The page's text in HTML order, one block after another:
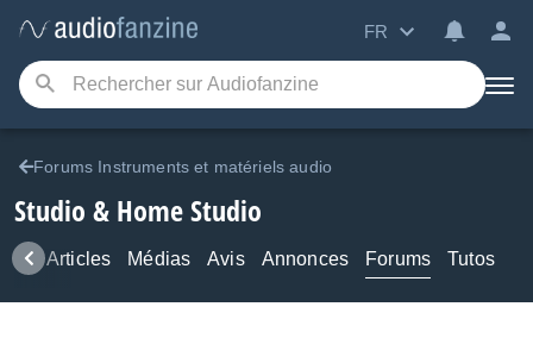
FR
Forums Instruments et matériels audio
Studio & Home Studio
Articles Médias Avis Annonces Forums Tutos